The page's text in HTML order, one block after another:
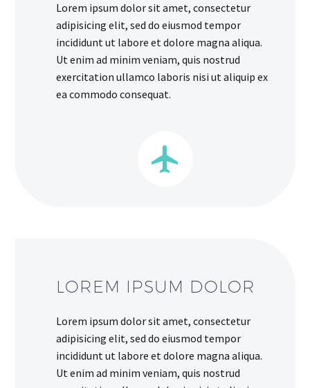
Lorem ipsum dolor sit amet, consectetur
adipisicing elit, sed do eiusmod tempor
incididunt ut labore et dolore magna aliqua.
Ut enim ad minim veniam, quis nostrud
exercitation ullamco laboris nisi ut aliquip ex
ea commodo consequat.


LOREM IPSUM DOLOR
Lorem ipsum dolor sit amet, consectetur
adipisicing elit, sed do eiusmod tempor
incididunt ut labore et dolore magna aliqua.
Ut enim ad minim veniam, quis nostrud